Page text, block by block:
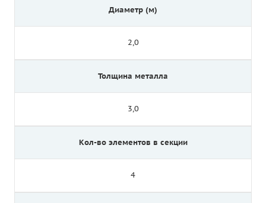
Диаметр (м)
2,0
Толщина металла
3,0
Кол-во элементов в секции
4